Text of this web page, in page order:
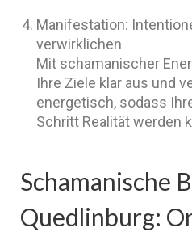
Manifestation:
verwirklichen
Mit schamanischer
Ihre Ziele klar aus und
energetisch, sodass
Schritt Realität werden
Schamanische
Quedlinburg: